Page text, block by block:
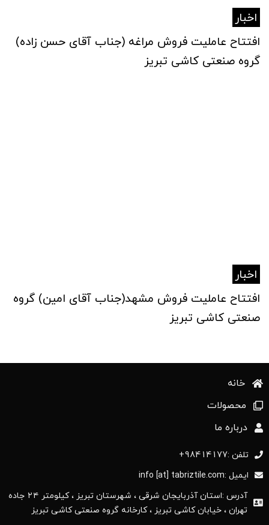
اخبار
افتتاح عاملیت فروش مراغه (جناب آقای حسن زاده)
گروه صنعتی کاشی تبریز
اخبار
افتتاح عاملیت فروش مشهد(جناب آقای امین) گروه
صنعتی کاشی تبریز
خانه
محصولات
درباره ما
تلفن :98414177+
ایمیل :info [at] tabriztile.com
آدرس :استان آذربایجان ‌شرقی ، شهرستان تبریز ، کیلومتر ۲۴ جاده
تهران ، خیابان کاشی تبریز ، کارخانه گروه صنعتی کاشی تبریز